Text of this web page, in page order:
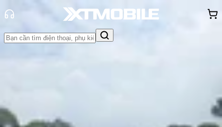
mãi
hàng - Sự kiện